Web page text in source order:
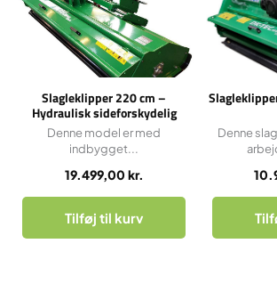
Slagleklipper 220 cm –
Hydraulisk sideforskydelig
19.499,00 kr.
Denne model er med
indbygget...
Tilføj til kurv
Denne